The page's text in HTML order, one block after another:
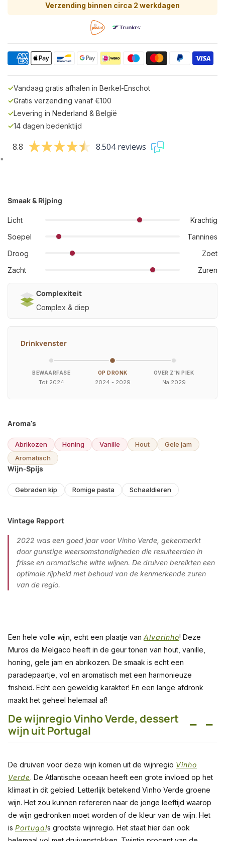
Verzending binnen circa 2 werkdagen
✓Vandaag gratis afhalen in Berkel-Enschot
✓Gratis verzending vanaf €100
✓Levering in Nederland & België
✓14 dagen bedenktijd
8.8 8.504 reviews
"
Smaak & Rijping
Licht
Krachtig
Soepel
Tannines
Droog
Zoet
Zacht
Zuren
Complexiteit
Complex & diep
Drinkvenster
BEWAARFASE
Tot 2024
OP DRONK
2024 - 2029
OVER Z'N PIEK
Na 2029
Aroma's
Abrikozen Honing Vanille Hout
Gele jam
Aromatisch
Wijn-Spijs
Gebraden kip Romige pasta Schaaldieren
Vintage Rapport
2022 was een goed jaar voor Vinho Verde, gekenmerkt
door gunstige weersomstandigheden die resulteerden in
frisse en aromatische witte wijnen. De druiven bereikten een
optimale rijpheid met behoud van de kenmerkende zuren
van de regio.
Een hele volle wijn, echt een plaatje van Alvarinho! Deze
Muros de Melgaco heeft in de geur tonen van hout, vanille,
honing, gele jam en abrikozen. De smaak is echt een
paradepaartje, vol en aromatisch met een harmonieuze
frisheid. Echt een geweldig karakter! En een lange afdronk
maakt het geheel helemaal af!
De wijnregio Vinho Verde, dessert
wijn uit Portugal
− −
De druiven voor deze wijn komen uit de wijnregio Vinho
Verde. De Atlantische oceaan heeft een grote invloed op het
klimaat in dit gebied. Letterlijk betekend Vinho Verde groene
wijn. Het zou kunnen refereren naar de jonge leeftijd waarop
de wijn gedronken moet worden of de kleur van de wijn. Het
is Portugals grootste wijnregio. Het staat hier dan ook